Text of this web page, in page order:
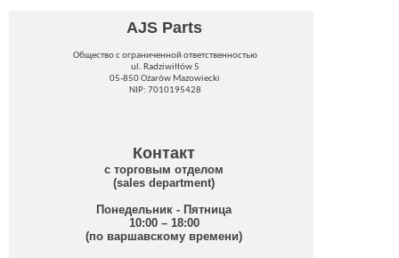
AJS Parts
Общество с ограниченной ответственностью
ul. Radziwiłłów 5
05-850 Ożarów Mazowiecki
NIP: 7010195428
Контакт
с торговым отделом
(sales department)
Понедельник - Пятница
10:00 – 18:00
(по варшавскому времени)